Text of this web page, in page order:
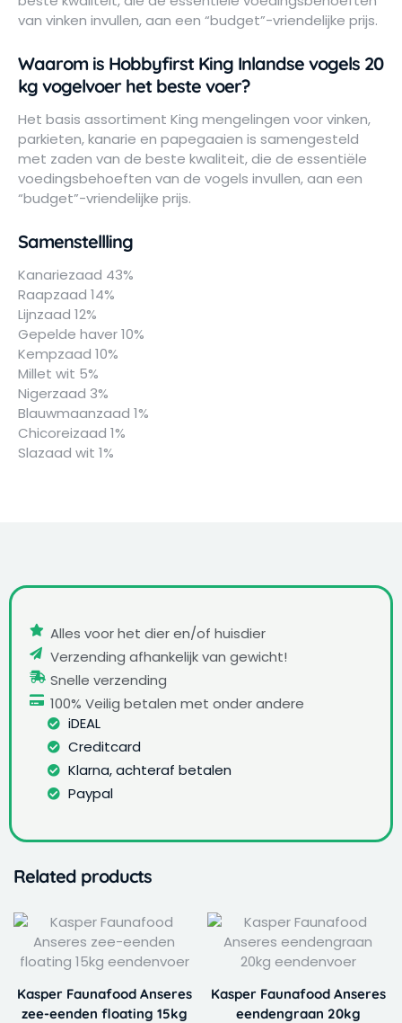
van vinken invullen, aan een “budget”-vriendelijke prijs.
Waarom is Hobbyfirst King Inlandse vogels 20
kg vogelvoer het beste voer?
Het basis assortiment King mengelingen voor vinken,
parkieten, kanarie en papegaaien is samengesteld
met zaden van de beste kwaliteit, die de essentiële
voedingsbehoeften van de vogels invullen, aan een
“budget”-vriendelijke prijs.
Samenstellling
Kanariezaad 43%
Raapzaad 14%
Lijnzaad 12%
Gepelde haver 10%
Kempzaad 10%
Millet wit 5%
Nigerzaad 3%
Blauwmaanzaad 1%
Chicoreizaad 1%
Slazaad wit 1%
Alles voor het dier en/of huisdier
Verzending afhankelijk van gewicht!
Snelle verzending
100% Veilig betalen met onder andere
iDEAL
Creditcard
Klarna, achteraf betalen
Paypal
Related products
Kasper Faunafood Anseres
zee-eenden floating 15kg
Kasper Faunafood Anseres
eendengraan 20kg